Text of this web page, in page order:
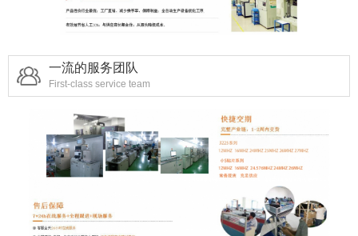
一流的服务团队
First-class service team